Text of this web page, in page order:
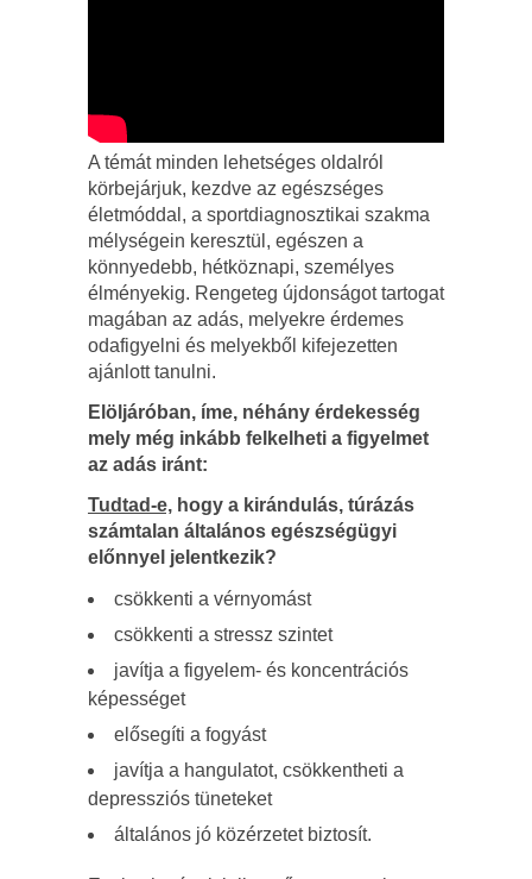
A témát minden lehetséges oldalról
körbejárjuk, kezdve az egészséges
életmóddal, a sportdiagnosztikai szakma
mélységein keresztül, egészen a
könnyedebb, hétköznapi, személyes
élményekig. Rengeteg újdonságot tartogat
magában az adás, melyekre érdemes
odafigyelni és melyekből kifejezetten
ajánlott tanulni.
Elöljáróban, íme, néhány érdekesség
mely még inkább felkelheti a figyelmet
az adás iránt:
Tudtad-e, hogy a kirándulás, túrázás
számtalan általános egészségügyi
előnnyel jelentkezik?
csökkenti a vérnyomást
csökkenti a stressz szintet
javítja a figyelem- és koncentrációs
képességet
elősegíti a fogyást
javítja a hangulatot, csökkentheti a
depressziós tüneteket
általános jó közérzetet biztosít.